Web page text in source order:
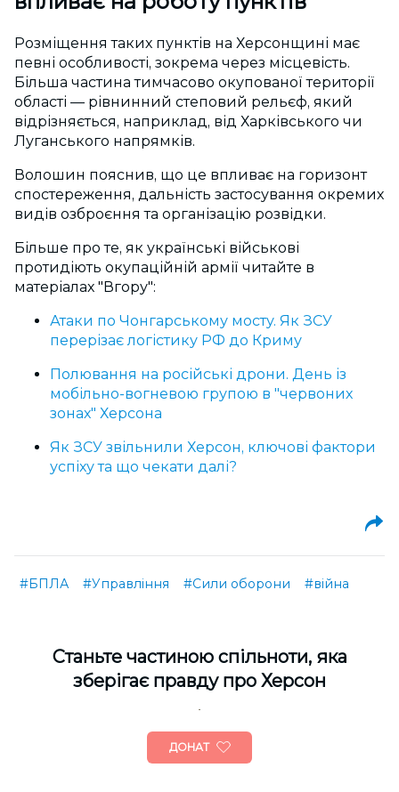
Розміщення таких пунктів на Херсонщині має
певні особливості, зокрема через місцевість.
Більша частина тимчасово окупованої території
області — рівнинний степовий рельєф, який
відрізняється, наприклад, від Харківського чи
Луганського напрямків.
Волошин пояснив, що це впливає на горизонт
спостереження, дальність застосування окремих
видів озброєння та організацію розвідки.
Більше про те, як українські військові
протидіють окупаційній армії читайте в
матеріалах "Вгору":
Атаки по Чонгарському мосту. Як ЗСУ
перерізає логістику РФ до Криму
Полювання на російські дрони. День із
мобільно-вогневою групою в "червоних
зонах" Херсона
Як ЗСУ звільнили Херсон, ключові фактори
успіху та що чекати далі?
#БПЛА #Управління #Сили оборони #війна
Cтаньте частиною спільноти, яка
зберігає правду про Херсон
ДОНАТ